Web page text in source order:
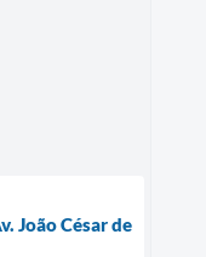
João César de